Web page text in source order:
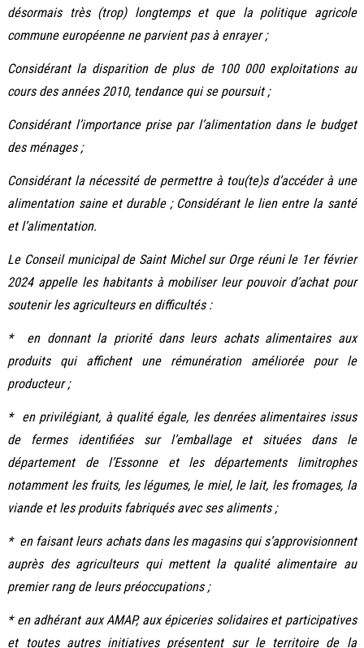
désormais très (trop) longtemps et que la politique agricole
commune européenne ne parvient pas à enrayer ;
Considérant la disparition de plus de 100 000 exploitations au
cours des années 2010, tendance qui se poursuit ;
Considérant l’importance prise par l’alimentation dans le budget
des ménages ;
Considérant la nécessité de permettre à tou(te)s d’accéder à une
alimentation saine et durable ; Considérant le lien entre la santé
et l’alimentation.
Le Conseil municipal de Saint Michel sur Orge réuni le 1er février
2024 appelle les habitants à mobiliser leur pouvoir d’achat pour
soutenir les agriculteurs en difficultés :
* en donnant la priorité dans leurs achats alimentaires aux
produits qui affichent une rémunération améliorée pour le
producteur ;
* en privilégiant, à qualité égale, les denrées alimentaires issus
de fermes identifiées sur l’emballage et situées dans le
département de l’Essonne et les départements limitrophes
notamment les fruits, les légumes, le miel, le lait, les fromages, la
viande et les produits fabriqués avec ses aliments ;
* en faisant leurs achats dans les magasins qui s’approvisionnent
auprès des agriculteurs qui mettent la qualité alimentaire au
premier rang de leurs préoccupations ;
* en adhérant aux AMAP, aux épiceries solidaires et participatives
et toutes autres initiatives présentent sur le territoire de la